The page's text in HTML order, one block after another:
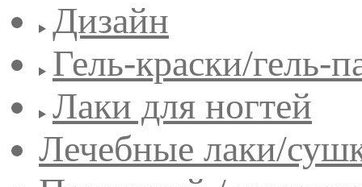
Дизайн
Гель-краски/гель-
Лаки для ногтей
Лечебные лаки/